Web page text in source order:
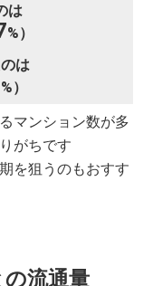
は
%）
は
%）
マンション数が多
がちです
を狙うのもおすす
流通量